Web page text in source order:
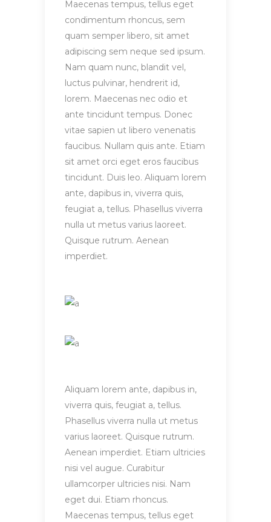
Maecenas tempus, tellus eget
condimentum rhoncus, sem
quam semper libero, sit amet
adipiscing sem neque sed ipsum.
Nam quam nunc, blandit vel,
luctus pulvinar, hendrerit id,
lorem. Maecenas nec odio et
ante tincidunt tempus. Donec
vitae sapien ut libero venenatis
faucibus. Nullam quis ante. Etiam
sit amet orci eget eros faucibus
tincidunt. Duis leo. Aliquam lorem
ante, dapibus in, viverra quis,
feugiat a, tellus. Phasellus viverra
nulla ut metus varius laoreet.
Quisque rutrum. Aenean
imperdiet.
Aliquam lorem ante, dapibus in,
viverra quis, feugiat a, tellus.
Phasellus viverra nulla ut metus
varius laoreet. Quisque rutrum.
Aenean imperdiet. Etiam ultricies
nisi vel augue. Curabitur
ullamcorper ultricies nisi. Nam
eget dui. Etiam rhoncus.
Maecenas tempus, tellus eget